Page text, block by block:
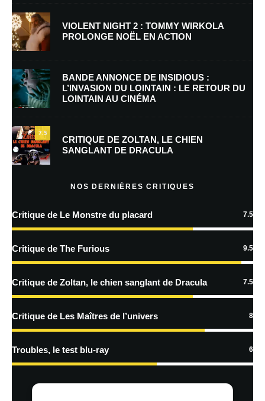
E-mail *
Enregistrer mon nom, mon e-mail et mon site dans le navigateur pour
mon prochain commentaire.
Prévenez-moi de tous les nouveaux commentaires par e-mail.
Prévenez-moi de tous les nouveaux articles par e-mail.
En savoir
traitées
VIOLENT NIGHT 2 : TOMMY WIRKOLA
PROLONGE NOËL EN ACTION
BANDE ANNONCE DE INSIDIOUS :
L’INVASION DU LOINTAIN : LE RETOUR DU
LOINTAIN AU CINÉMA
7.5
CRITIQUE DE ZOLTAN, LE CHIEN
SANGLANT DE DRACULA
NOS DERNIÈRES CRITIQUES
Critique de Le Monstre du placard 7.5
Critique de The Furious 9.5
Critique de Zoltan, le chien sanglant de Dracula 7.5
Critique de Les Maîtres de l’univers 8
Troubles, le test blu-ray 6